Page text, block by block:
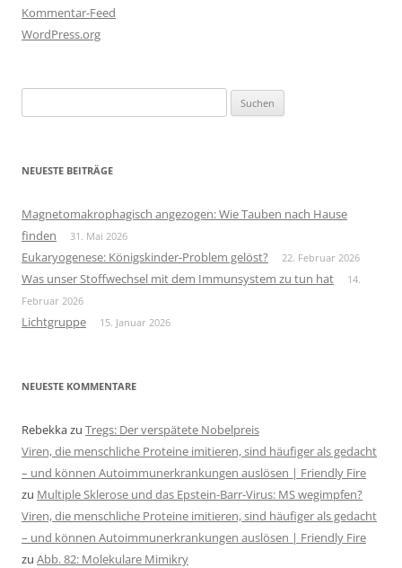
Kommentar-Feed
WordPress.org
nach:
NEUESTE BEITRÄGE
Magnetomakrophagisch angezogen: Wie Tauben nach Hause
finden
31. Mai 2026
Eukaryogenese: Königskinder-Problem gelöst? 22. Februar 2026
Was unser Stoffwechsel mit dem Immunsystem zu tun hat
14.
Februar 2026
Lichtgruppe 15. Januar 2026
NEUESTE KOMMENTARE
Rebekkazu Tregs: Der verspätete Nobelpreis
Viren, die menschliche Proteine imitieren, sind häufiger als gedacht
– und können Autoimmunerkrankungen auslösen | Friendly Fire
zu Multiple Sklerose und das Epstein-Barr-Virus: MS wegimpfen?
Viren, die menschliche Proteine imitieren, sind häufiger als gedacht
– und können Autoimmunerkrankungen auslösen | Friendly Fire
zu Abb. 82: Molekulare Mimikry